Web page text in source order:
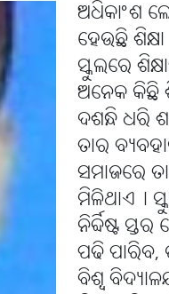
ଅଧିକାଂଶ
ହେଉଛି
ସ୍କୁଲରେ
ଅନେକ କିଛି
ଦଶନ୍ଧି ଧରି
ତାର
ସମାଜରେ
ମିଳିଥାଏ୤
ନିର୍ବ୍ଦିଷ୍ଟ
ପଢି ପାରିବ,
ବିଶ୍ୱ